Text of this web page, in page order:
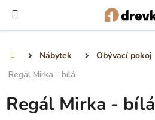
obsah
Nábytek Obývací pokoj
Regál Mirka - bílá
Regál Mirka - bílá